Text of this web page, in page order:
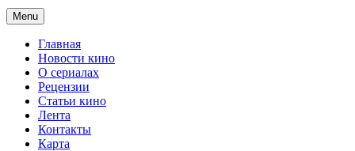
Menu
Главная
Новости кино
О сериалах
Рецензии
Статьи кино
Лента
Контакты
Карта